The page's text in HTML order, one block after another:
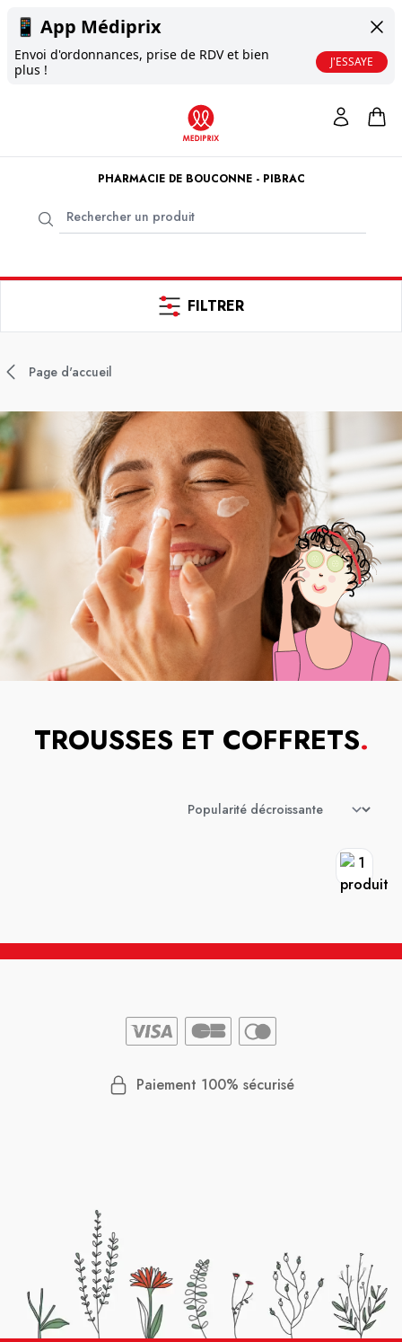
📱 App Médiprix
Envoi d'ordonnances, prise de RDV et bien
plus !
J'ESSAYE
PHARMACIE DE BOUCONNE - PIBRAC
FILTRER
Page d'accueil
TROUSSES ET COFFRETS.
Paiement 100% sécurisé